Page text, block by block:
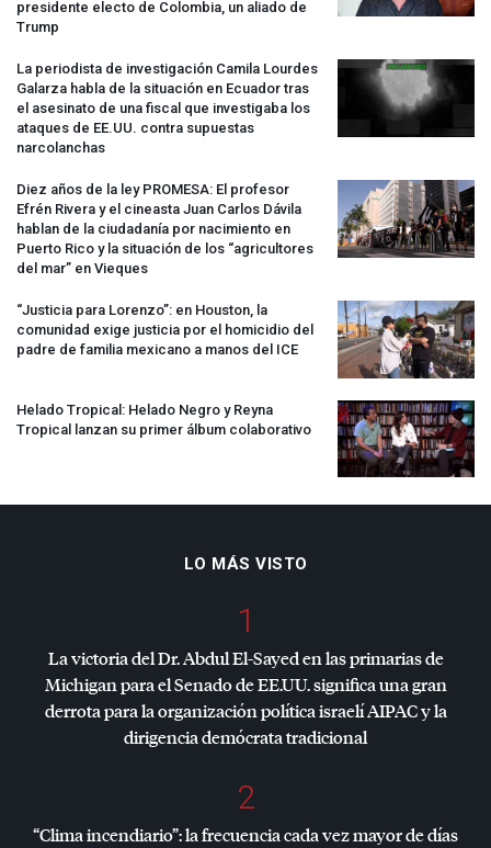
presidente electo de Colombia, un aliado de
Trump
La periodista de investigación Camila Lourdes
Galarza habla de la situación en Ecuador tras
el asesinato de una fiscal que investigaba los
ataques de EE.UU. contra supuestas
narcolanchas
Diez años de la ley PROMESA: El profesor
Efrén Rivera y el cineasta Juan Carlos Dávila
hablan de la ciudadanía por nacimiento en
Puerto Rico y la situación de los “agricultores
del mar” en Vieques
“Justicia para Lorenzo”: en Houston, la
comunidad exige justicia por el homicidio del
padre de familia mexicano a manos del ICE
Helado Tropical: Helado Negro y Reyna
Tropical lanzan su primer álbum colaborativo
LO MÁS VISTO
1
La victoria del Dr. Abdul El-Sayed en las primarias de
Michigan para el Senado de EE.UU. significa una gran
derrota para la organización política israelíAIPACy la
dirigencia demócrata tradicional
2
“Clima incendiario”: la frecuencia cada vez mayor de días